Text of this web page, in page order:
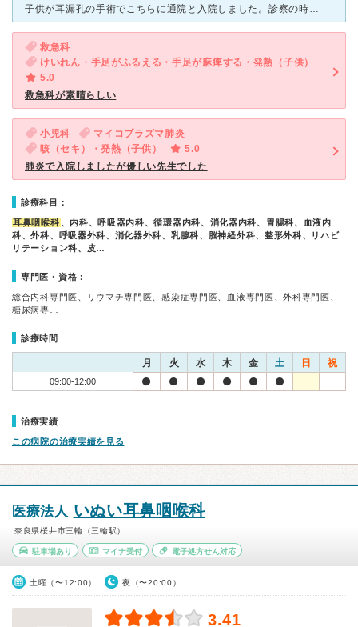
子供が耳漏孔の手術でこちらに通院と入院しました。診察の時から先生は優しく、対応してくれました。 診察の時、待ち時間が長かったのが少し子供には退屈でしたが仕方ないと思っています。 手術は上手く行き、
救急科
けいれん・手足がふるえる・手足が麻痺する・発熱（子供）
5.0
救急科が素晴らしい
小児科
マイコプラズマ肺炎
咳（セキ）・発熱（子供）
5.0
肺炎で入院しましたが優しい先生でした
診療科目：
耳鼻咽喉科 、内科、呼吸器内科、循環器内科、消化器内科、胃腸科、血液内
科、外科、呼吸器外科、消化器外科、乳腺科、脳神経外科、整形外科、リハビ
リテーション科、皮…
専門医・資格：
総合内科専門医、リウマチ専門医、感染症専門医、血液専門医、外科専門医、
糖尿病専…
診療時間
月 火 水 木 金 土 日 祝
09:00-12:00
治療実績
この病院の治療実績を見る
医療法人 いぬい耳鼻咽喉科
奈良県桜井市三輪（三輪駅）
駐車場あり マイナ受付 電子処方せん対応
土曜（〜12:00） 夜（〜20:00）
3.41